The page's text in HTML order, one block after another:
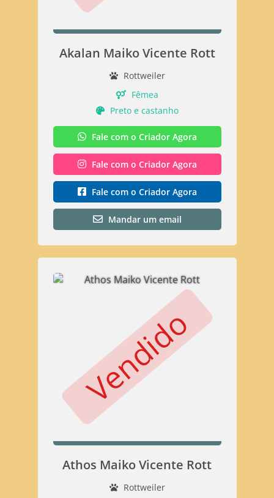
Akalan Maiko Vicente Rott
Rottweiler
Fêmea
Preto e castanho
Fale com o Criador Agora
Fale com o Criador Agora
Fale com o Criador Agora
Mandar um email
Vendido
Athos Maiko Vicente Rott
Rottweiler